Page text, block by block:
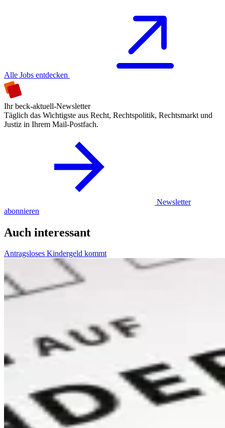
Alle Jobs entdecken
Ihr beck-aktuell-Newsletter
Täglich das Wichtigste aus Recht, Rechtspolitik, Rechtsmarkt und
Justiz in Ihrem Mail-Postfach.
Newsletter
abonnieren
Auch interessant
Antragsloses Kindergeld kommt